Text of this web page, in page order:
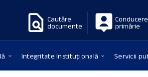
Cautăre
documente
Conducere
primărie
Integritate Instituțională Servicii